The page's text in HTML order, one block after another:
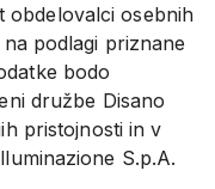
obdelovalci osebnih
podlagi priznane
bodo
družbe Disano
pristojnosti in v
S.p.A.